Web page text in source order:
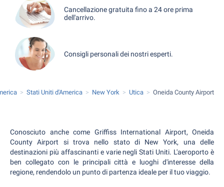
Cancellazione gratuita fino a 24 ore prima
dell'arrivo.
Consigli personali dei nostri esperti.
Stati Uniti d'America New York Utica Oneida County Airport
Conosciuto anche come Griffiss International Airport, Oneida
County Airport si trova nello stato di New York, una delle
destinazioni più affascinanti e varie negli Stati Uniti. L'aeroporto è
ben collegato con le principali città e luoghi d'interesse della
regione, rendendolo un punto di partenza ideale per il tuo viaggio.